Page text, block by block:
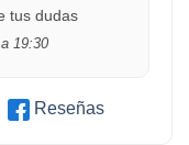
tus dudas
19:30
Reseñas